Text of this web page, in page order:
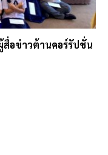
อข่าวต้านคอร์รัปชั่น